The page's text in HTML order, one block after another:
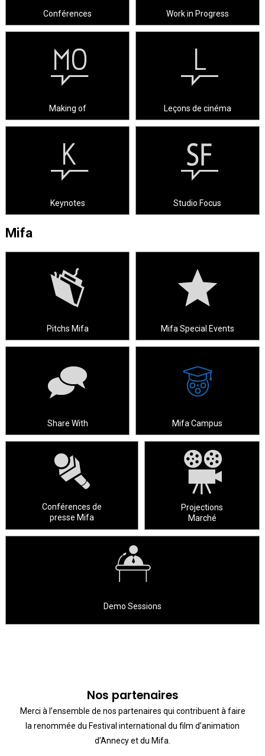
Conférences Work in Progress
Making of Leçons de cinéma
Keynotes Studio Focus
Mifa
Pitchs Mifa Mifa Special Events
Share With Mifa Campus
Conférences de
presse Mifa
Projections
Marché
Demo Sessions
Nos partenaires
Merci à l’ensemble de nos partenaires qui contribuent à faire
la renommée du Festival international du film d’animation
d’Annecy et du Mifa.